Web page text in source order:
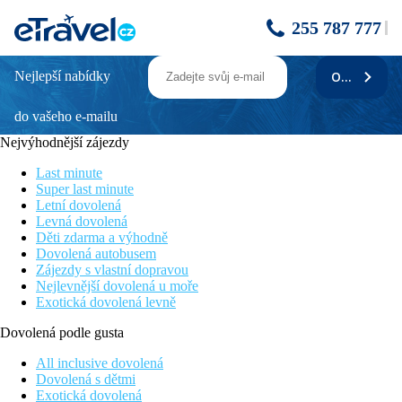
255 787 777
Hasdrubal Thalassa & Spa Yasmine
Hammamet
Luxusní hotel s vysokou kvalitou služeb
Přímo u pláže
Oblíbené wellness a relaxační balíčky
V blíkosti centra Yasmine Hammamet
Poloha
Luxusní hotel v krásné zahradě přímo u pláže v blízkosti centra
Yasmine Hammamet. Svými službami je vhodný pro náročné
klienty. Oblíbený pro odpočinkovou dovolenou díky
vyhlášenému wellness, ale také pro aktivní dovolenou spojenou
především s hraním golfu, v blízkosti hotelu se nachází rovnou 2
golfové hřiště.
Vybavení
211 pokojů, vstupní hala s recepcí, bankomat, společenské
Nejlepší nabídky
do vašeho e-mailu
ODEBÍRAT
Nejvýhodnější zájezdy
Last minute
Super last minute
Letní dovolená
Levná dovolená
Děti zdarma a výhodně
Dovolená autobusem
Zájezdy s vlastní dopravou
Nejlevnější dovolená u moře
Exotická dovolená levně
Dovolená podle gusta
All inclusive dovolená
Dovolená s dětmi
Exotická dovolená